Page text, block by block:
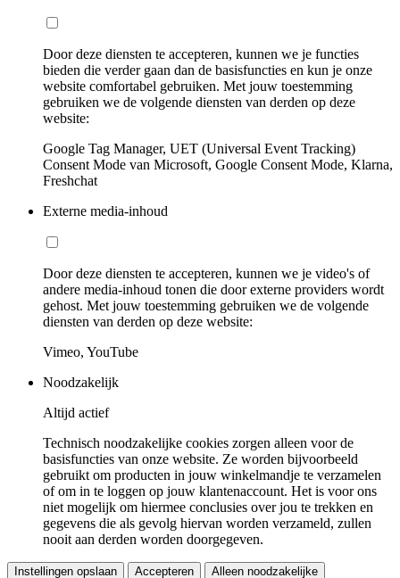
Door deze diensten te accepteren, kunnen we je functies
bieden die verder gaan dan de basisfuncties en kun je onze
website comfortabel gebruiken. Met jouw toestemming
gebruiken we de volgende diensten van derden op deze
website:
Google Tag Manager, UET (Universal Event Tracking)
Consent Mode van Microsoft, Google Consent Mode, Klarna,
Freshchat
Externe media-inhoud
Door deze diensten te accepteren, kunnen we je video's of
andere media-inhoud tonen die door externe providers wordt
gehost. Met jouw toestemming gebruiken we de volgende
diensten van derden op deze website:
Vimeo, YouTube
Noodzakelijk
Altijd actief
Technisch noodzakelijke cookies zorgen alleen voor de
basisfuncties van onze website. Ze worden bijvoorbeeld
gebruikt om producten in jouw winkelmandje te verzamelen
of om in te loggen op jouw klantenaccount. Het is voor ons
niet mogelijk om hiermee conclusies over jou te trekken en
gegevens die als gevolg hiervan worden verzameld, zullen
nooit aan derden worden doorgegeven.
Instellingen opslaan Accepteren Alleen noodzakelijke